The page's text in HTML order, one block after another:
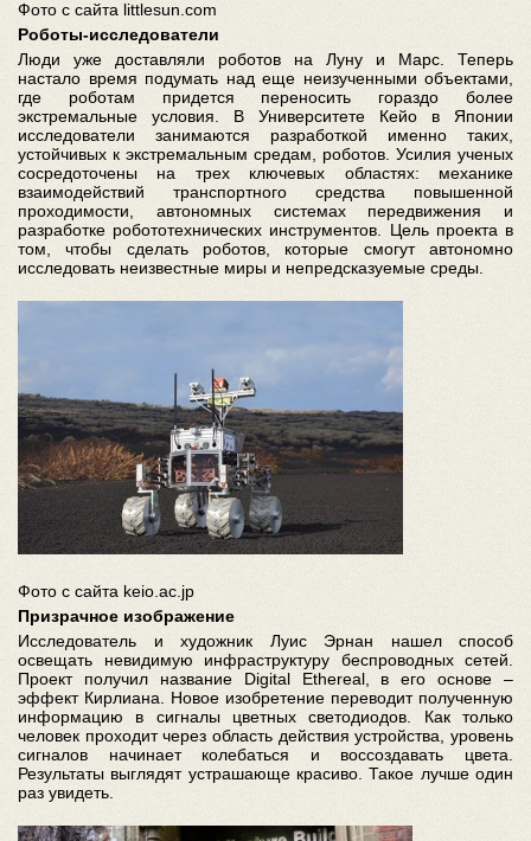
Фото с сайта littlesun.com
Роботы-исследователи
Люди уже доставляли роботов на Луну и Марс. Теперь
настало время подумать над еще неизученными объектами,
где роботам придется переносить гораздо более
экстремальные условия. В Университете Кейо в Японии
исследователи занимаются разработкой именно таких,
устойчивых к экстремальным средам, роботов. Усилия ученых
сосредоточены на трех ключевых областях: механике
взаимодействий транспортного средства повышенной
проходимости, автономных системах передвижения и
разработке робототехнических инструментов. Цель проекта в
том, чтобы сделать роботов, которые смогут автономно
исследовать неизвестные миры и непредсказуемые среды.
Фото с сайта keio.ac.jp
Призрачное изображение
Исследователь и художник Луис Эрнан нашел способ
освещать невидимую инфраструктуру беспроводных сетей.
Проект получил название Digital Ethereal, в его основе –
эффект Кирлиана. Новое изобретение переводит полученную
информацию в сигналы цветных светодиодов. Как только
человек проходит через область действия устройства, уровень
сигналов начинает колебаться и воссоздавать цвета.
Результаты выглядят устрашающе красиво. Такое лучше один
раз увидеть.